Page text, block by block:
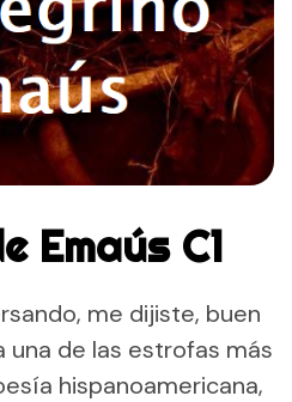
Emaús C1
me dijiste, buen
una de las estrofas más
hispanoamericana,